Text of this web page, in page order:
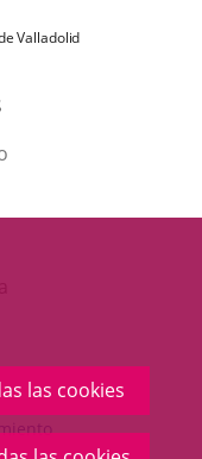
las cookies
Valladolid
aplicación
externa.